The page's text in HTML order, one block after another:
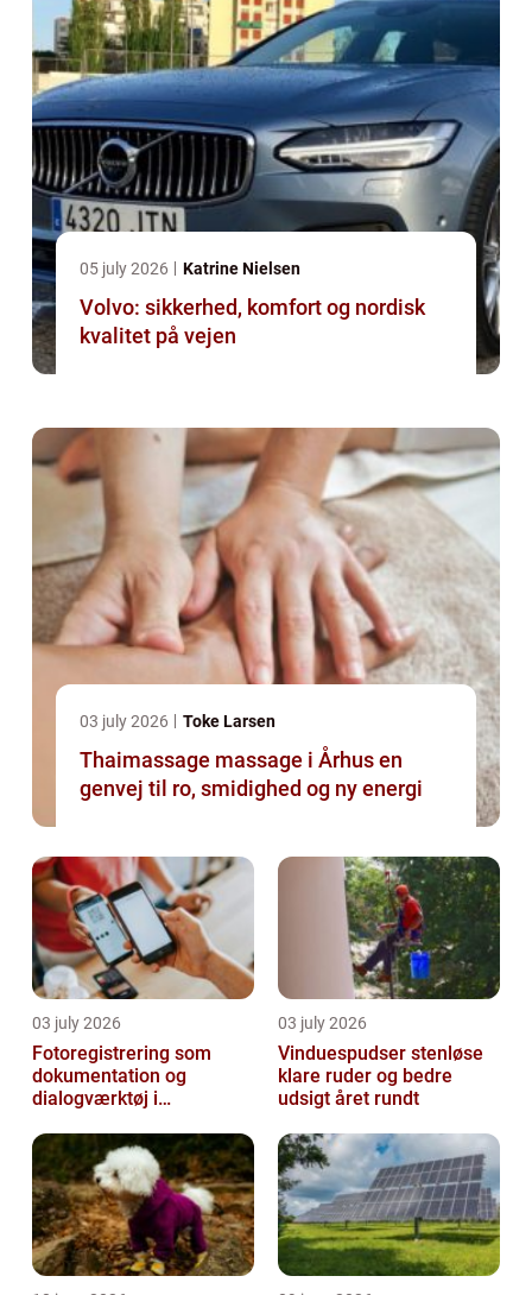
05 july 2026 Katrine Nielsen
Volvo: sikkerhed, komfort og nordisk
kvalitet på vejen
03 july 2026 Toke Larsen
Thaimassage massage i Århus en
genvej til ro, smidighed og ny energi
03 july 2026
Fotoregistrering som
dokumentation og
dialogværktøj i
03 july 2026
Vinduespudser stenløse
klare ruder og bedre
udsigt året rundt